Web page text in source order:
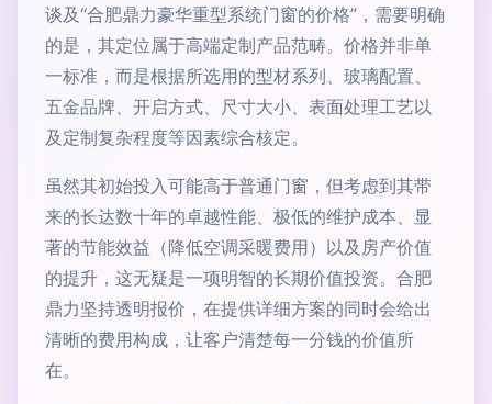
谈及“合肥鼎力豪华重型系统门窗的价格”，需要明确
的是，其定位属于高端定制产品范畴。价格并非单
一标准，而是根据所选用的型材系列、玻璃配置、
五金品牌、开启方式、尺寸大小、表面处理工艺以
及定制复杂程度等因素综合核定。
虽然其初始投入可能高于普通门窗，但考虑到其带
来的长达数十年的卓越性能、极低的维护成本、显
著的节能效益（降低空调采暖费用）以及房产价值
的提升，这无疑是一项明智的长期价值投资。合肥
鼎力坚持透明报价，在提供详细方案的同时会给出
清晰的费用构成，让客户清楚每一分钱的价值所
在。